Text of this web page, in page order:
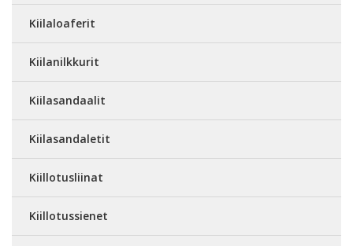
Kiilaloaferit
Kiilanilkkurit
Kiilasandaalit
Kiilasandaletit
Kiillotusliinat
Kiillotussienet